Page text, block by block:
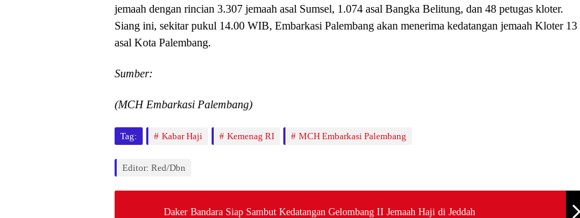
jemaah dengan rincian 3.307 jemaah asal Sumsel, 1.074 asal Bangka Belitung, dan 48 petugas kloter.
Siang ini, sekitar pukul 14.00 WIB, Embarkasi Palembang akan menerima kedatangan jemaah Kloter 13
asal Kota Palembang.
Sumber:
(MCH Embarkasi Palembang)
Tag: Kabar Haji Kemenag RI MCH Embarkasi Palembang
Editor: Red/dbn
Daker Bandara Siap Sambut Kedatangan Gelombang II Jemaah Haji di Jeddah